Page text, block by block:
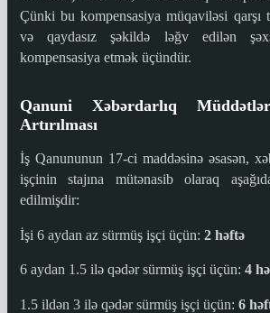
Çünki bu kompensasiya müqaviləsi qarşı
və qaydasız şəkildə ləğv edilən
kompensasiya etmək üçündür.
Qanuni Xəbərdarlıq
Artırılması
İş Qanununun 17-ci maddəsinə əsasən,
işçinin stajına mütənasib olaraq
edilmişdir:
İşi 6 aydan az sürmüş işçi üçün: 2 həftə
6 aydan 1.5 ilə qədər sürmüş işçi üçün: 4
1.5 ildən 3 ilə qədər sürmüş işçi üçün: 6